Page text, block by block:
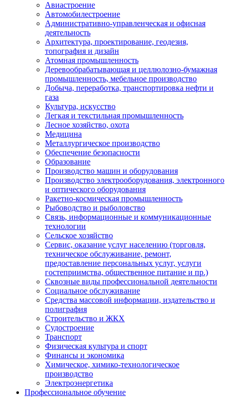
Авиастроение
Автомобилестроение
Административно-управленческая и офисная
деятельность
Архитектура, проектирование, геодезия,
топография и дизайн
Атомная промышленность
Деревообрабатывающая и целлюлозно-бумажная
промышленность, мебельное производство
Добыча, переработка, транспортировка нефти и
газа
Культура, искусство
Легкая и текстильная промышленность
Лесное хозяйство, охота
Медицина
Металлургическое производство
Обеспечение безопасности
Образование
Производство машин и оборудования
Производство электрооборудования, электронного
и оптического оборудования
Ракетно-космическая промышленность
Рыбоводство и рыболовство
Связь, информационные и коммуникационные
технологии
Сельское хозяйство
Сервис, оказание услуг населению (торговля,
техническое обслуживание, ремонт,
предоставление персональных услуг, услуги
гостеприимства, общественное питание и пр.)
Сквозные виды профессиональной деятельности
Социальное обслуживание
Средства массовой информации, издательство и
полиграфия
Строительство и ЖКХ
Судостроение
Транспорт
Физическая культура и спорт
Финансы и экономика
Химическое, химико-технологическое
производство
Электроэнергетика
Профессиональное обучение